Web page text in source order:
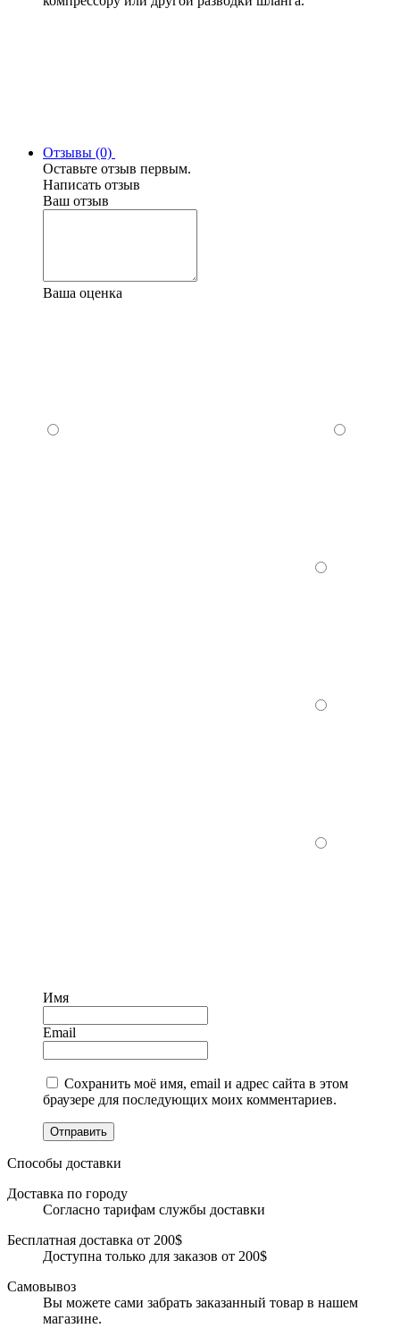
Отзывы (0)
Оставьте отзыв первым.
Написать отзыв
Ваш отзыв
Ваша оценка
Имя
Email
Сохранить моё имя, email и адрес сайта в этом
браузере для последующих моих комментариев.
Отправить
Способы доставки
Доставка по городу
Согласно тарифам службы доставки
Бесплатная доставка от 200$
Доступна только для заказов от 200$
Самовывоз
Вы можете сами забрать заказанный товар в нашем
магазине.